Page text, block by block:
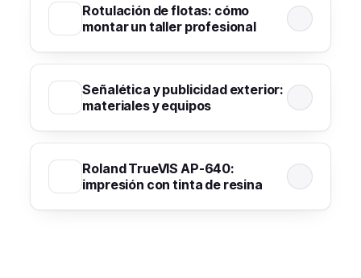
Rotulación de flotas: cómo
montar un taller profesional
Señalética y publicidad exterior:
materiales y equipos
Roland TrueVIS AP-640:
impresión con tinta de resina